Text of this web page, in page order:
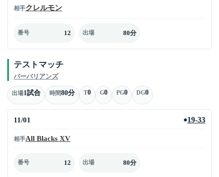
相手クレルモン
番号 12 出場 80分
テストマッチ
バーバリアンズ
出場1試合 時間80分 T0 G0 PG0 DG0
11/01 ●19-33
相手All Blacks XV
番号 12 出場 80分